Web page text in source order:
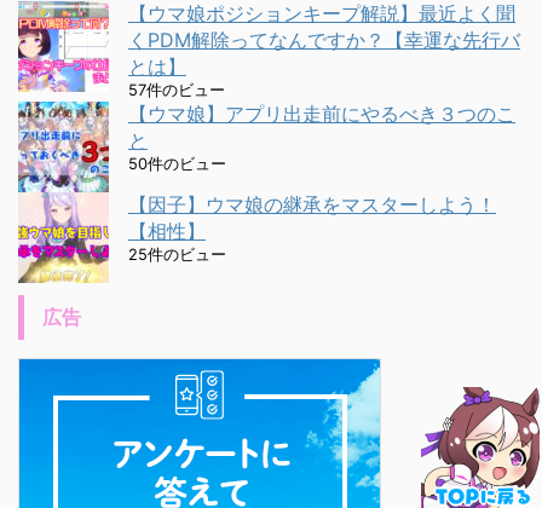
【ウマ娘ポジションキープ解説】最近よく聞
くPDM解除ってなんですか？【幸運な先行バ
とは】
57件のビュー
【ウマ娘】アプリ出走前にやるべき３つのこ
と
50件のビュー
【因子】ウマ娘の継承をマスターしよう！
【相性】
25件のビュー
広告